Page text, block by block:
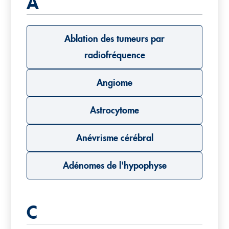
Ablation des tumeurs par
radiofréquence
Angiome
Astrocytome
Anévrisme cérébral
Adénomes de l'hypophyse
C